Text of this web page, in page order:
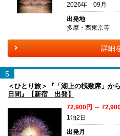
2026年 09月
出発地
多摩・西東京等
詳細
5
＜ひとり旅＞『「湖上の桟敷席」
日間』【新宿 出発】
72,900円 ～
1泊2日
出発月